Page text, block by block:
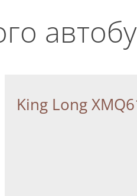
King Long